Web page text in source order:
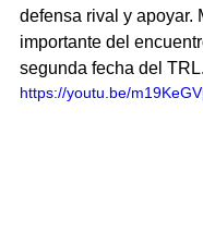
defensa rival y apoyar.
importante del
segunda fecha del TRL.
https://youtu.be/